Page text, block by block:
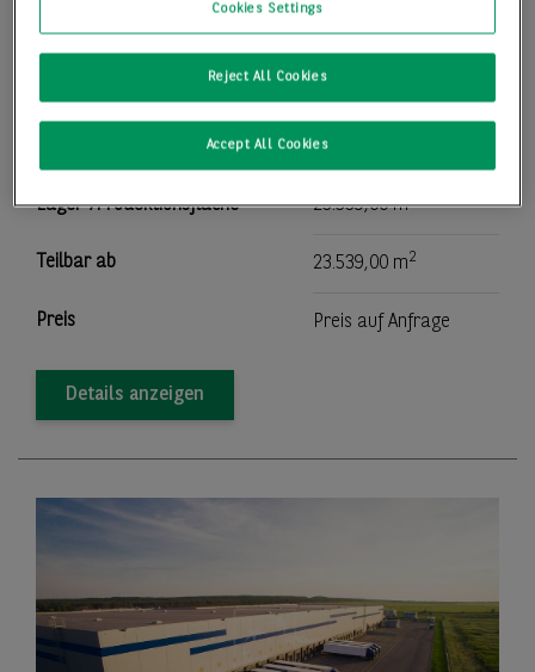
Lagerflächen mit WGK III Folie
Lager-/Produktionsfläche 23.539,00 m
Teilbar ab 23.539,00 m2
Preis Preis auf Anfrage
Details anzeigen
Cookies Settings
Reject All Cookies
Accept All Cookies